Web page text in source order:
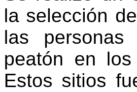
la selección
las
peatón en
Estos sitios